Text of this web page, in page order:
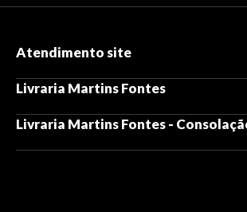
Atendimento site
Livraria Martins Fontes
Livraria Martins Fontes -